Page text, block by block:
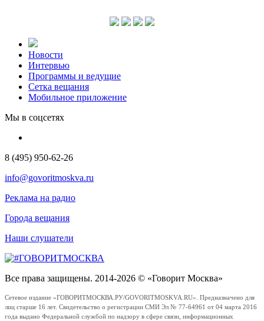
Новости
Интервью
Программы и ведущие
Сетка вещания
Мобильное приложение
Мы в соцсетях
8 (495) 950-62-26
info@govoritmoskva.ru
Реклама на радио
Города вещания
Наши слушатели
Все права защищены. 2014-2026 © «Говорит Москва»
Сетевое издание «ГОВОРИТМОСКВА.РУ/GOVORITMOSKVA.RU». Предназначено для
лиц старше 16 лет. Свидетельство о регистрации СМИ Эл № 77-64961 от 04 марта 2016
года выдано Федеральной службой по надзору в сфере связи, информационных